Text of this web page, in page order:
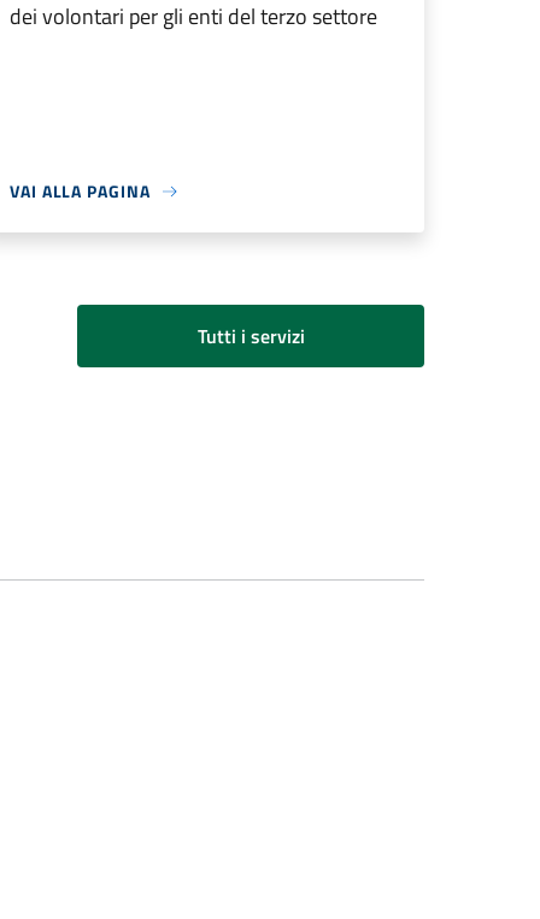
dei volontari per gli enti del terzo settore
VAI ALLA PAGINA
Tutti i servizi